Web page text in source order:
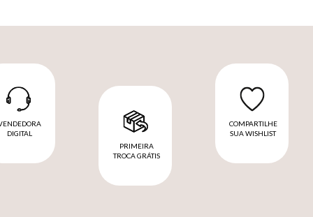
DIGITAL
PRIMEIRA
TROCA GRÁTIS
COMPARTILHE
SUA WISHLIST